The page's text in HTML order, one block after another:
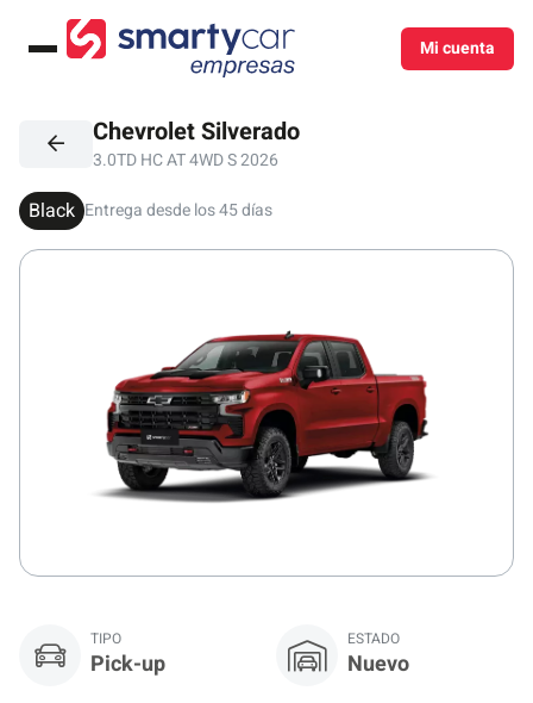
Menú Mi cuenta
Chevrolet Silverado
3.0TD HC AT 4WD S 2026
Black Entrega desde los 45 días
TIPO
Pick-up
ESTADO
Nuevo